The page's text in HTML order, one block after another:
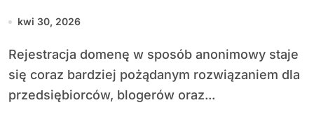
kwi 30, 2026
Rejestracja domenę w sposób anonimowy staje
się coraz bardziej pożądanym rozwiązaniem dla
przedsiębiorców, blogerów oraz...